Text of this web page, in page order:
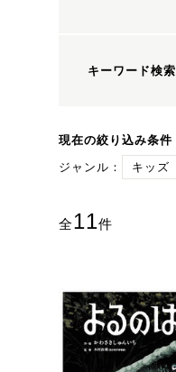
キーワード検索
現在の絞り込み条件
ジャンル：
キッズ
全11件